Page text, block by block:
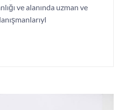
ve alanında uzman ve